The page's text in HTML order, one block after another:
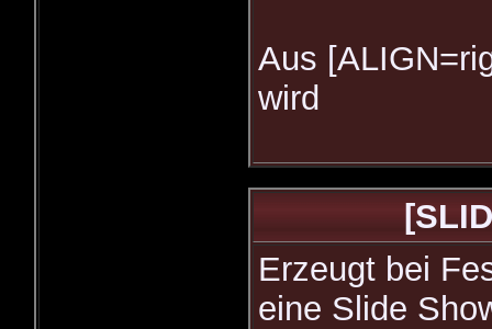
Aus
wird
Erzeugt bei
eine Slide